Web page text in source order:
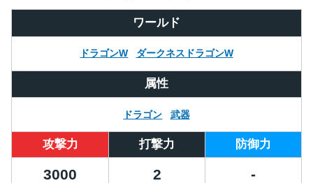
ワールド
ドラゴンW ダークネスドラゴンW
属性
ドラゴン 武器
攻撃力 打撃力 防御力
3000 2 -